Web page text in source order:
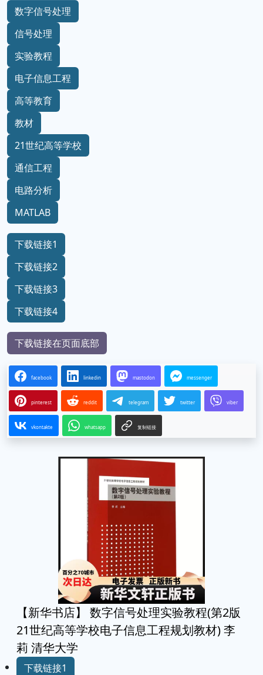
数字信号处理
信号处理
实验教程
电子信息工程
高等教育
教材
21世纪高等学校
通信工程
电路分析
MATLAB
下载链接1
下载链接2
下载链接3
下载链接4
下载链接在页面底部
facebook linkedin mastodon messenger
pinterest reddit telegram twitter viber
vkontakte whatsapp 复制链接
【新华书店】 数字信号处理实验教程(第2版
21世纪高等学校电子信息工程规划教材) 李
莉 清华大学
下载链接1